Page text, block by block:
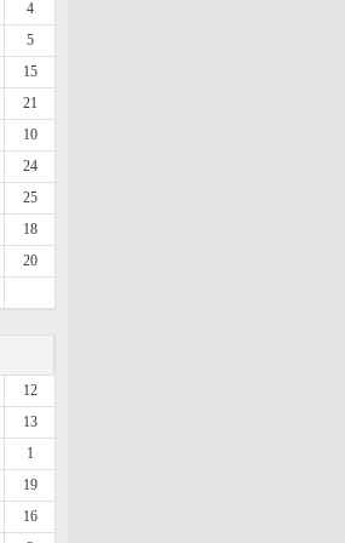
4
5
15
21
10
24
25
18
20
12
13
1
19
16